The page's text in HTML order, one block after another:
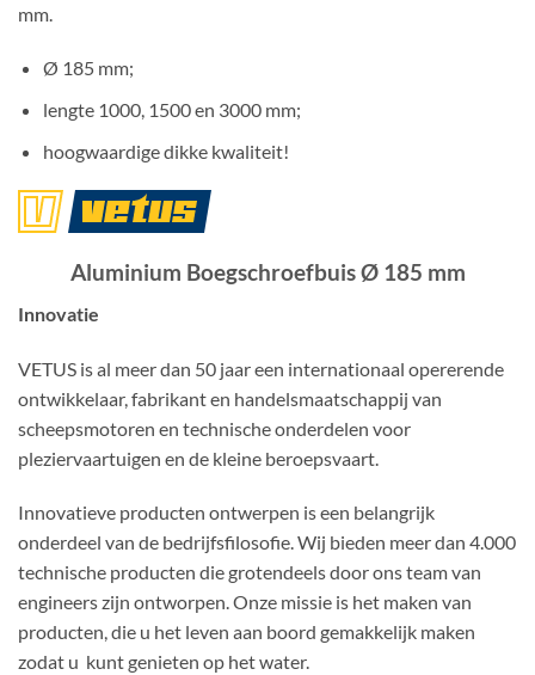
mm.
Ø 185 mm;
lengte 1000, 1500 en 3000 mm;
hoogwaardige dikke kwaliteit!
Aluminium Boegschroefbuis Ø 185 mm
Innovatie
VETUS is al meer dan 50 jaar een internationaal opererende
ontwikkelaar, fabrikant en handelsmaatschappij van
scheepsmotoren en technische onderdelen voor
pleziervaartuigen en de kleine beroepsvaart.
Innovatieve producten ontwerpen is een belangrijk
onderdeel van de bedrijfsfilosofie. Wij bieden meer dan 4.000
technische producten die grotendeels door ons team van
engineers zijn ontworpen. Onze missie is het maken van
producten, die u het leven aan boord gemakkelijk maken
zodat u kunt genieten op het water.